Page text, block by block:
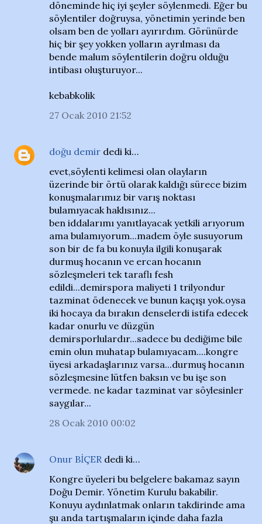
döneminde hiç iyi şeyler söylenmedi. Eğer bu
söylentiler doğruysa, yönetimin yerinde ben
olsam ben de yolları ayırırdım. Görünürde
hiç bir şey yokken yolların ayrılması da
bende malum söylentilerin doğru olduğu
intibası oluşturuyor...
kebabkolik
27 Ocak 2010 21:52
doğu demir dedi ki…
evet,söylenti kelimesi olan olayların
üzerinde bir örtü olarak kaldığı sürece bizim
konuşmalarımız bir varış noktası
bulamıyacak haklısınız...
ben iddalarımı yanıtlayacak yetkili arıyorum
ama bulamıyorum...madem öyle susuyorum
son bir de fa bu konuyla ilgili konuşarak
durmuş hocanın ve ercan hocanın
sözleşmeleri tek taraflı fesh
edildi...demirspora maliyeti 1 trilyondur
tazminat ödenecek ve bunun kaçışı yok.oysa
iki hocaya da bırakın denselerdi istifa edecek
kadar onurlu ve düzgün
demirsporlulardır...sadece bu dediğime bile
emin olun muhatap bulamıyacam....kongre
üyesi arkadaşlarınız varsa...durmuş hocanın
sözleşmesine lütfen baksın ve bu işe son
vermede. ne kadar tazminat var söylesinler
saygılar...
28 Ocak 2010 00:02
Onur BİÇER dedi ki…
Kongre üyeleri bu belgelere bakamaz sayın
Doğu Demir. Yönetim Kurulu bakabilir.
Konuyu aydınlatmak onların takdirinde ama
şu anda tartışmaların içinde daha fazla